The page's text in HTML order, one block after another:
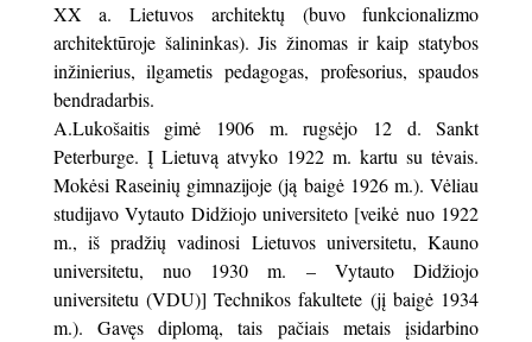
XX a. Lietuvos architektų (buvo funkcionalizmo
architektūroje šalininkas). Jis žinomas ir kaip statybos
inžinierius, ilgametis pedagogas, profesorius, spaudos
bendradarbis.
A.Lukošaitis gimė 1906 m. rugsėjo 12 d. Sankt
Peterburge. Į Lietuvą atvyko 1922 m. kartu su tėvais.
Mokėsi Raseinių gimnazijoje (ją baigė 1926 m.). Vėliau
studijavo Vytauto Didžiojo universiteto [veikė nuo 1922
m., iš pradžių vadinosi Lietuvos universitetu, Kauno
universitetu, nuo 1930 m. – Vytauto Didžiojo
universitetu (VDU)] Technikos fakultete (jį baigė 1934
m.). Gavęs diplomą, tais pačiais metais įsidarbino